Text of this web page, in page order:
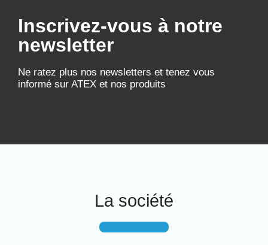
Inscrivez-vous à notre
newsletter
Ne ratez plus nos newsletters et tenez vous
informé sur ATEX et nos produits
La société